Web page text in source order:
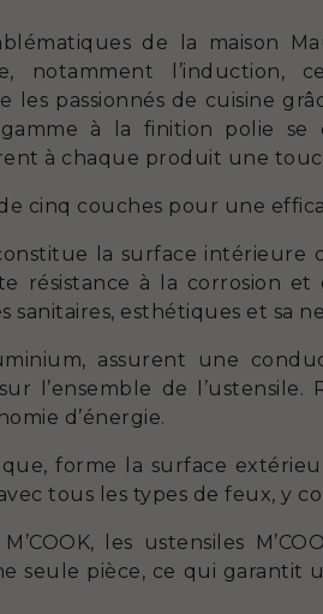
de la maison
notamment l’induction,
passionnés de cuisine
à la finition polie
à chaque produit une
de cinq couches pour une
la surface intérieure
résistance à la corrosion
sanitaires, esthétiques et sa
assurent une
l’ensemble de
d’énergie.
forme la surface
tous les types de feux, y
les ustensiles
seule pièce, ce qui garantit